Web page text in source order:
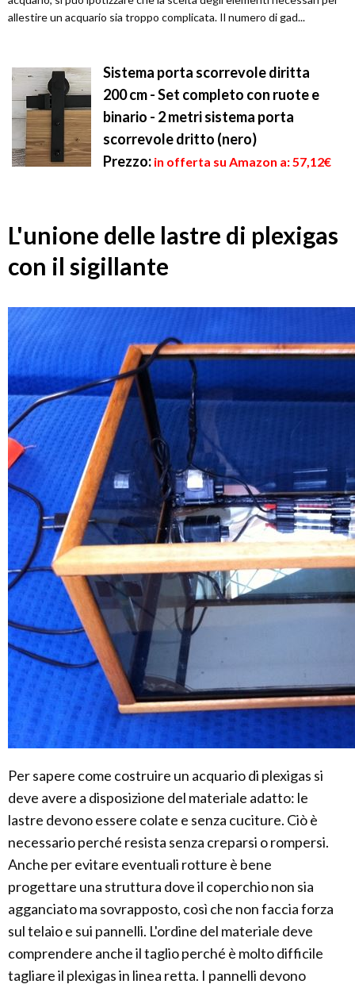
allestire un acquario sia troppo complicata. Il numero di gad...
Sistema porta scorrevole diritta
200 cm - Set completo con ruote e
binario - 2 metri sistema porta
scorrevole dritto (nero)
Prezzo: in offerta su Amazon a: 57,12€
L'unione delle lastre di plexigas
con il sigillante
Per sapere come costruire un acquario di plexigas si
deve avere a disposizione del materiale adatto: le
lastre devono essere colate e senza cuciture. Ciò è
necessario perché resista senza creparsi o rompersi.
Anche per evitare eventuali rotture è bene
progettare una struttura dove il coperchio non sia
agganciato ma sovrapposto, così che non faccia forza
sul telaio e sui pannelli. L'ordine del materiale deve
comprendere anche il taglio perché è molto difficile
tagliare il plexigas in linea retta. I pannelli devono